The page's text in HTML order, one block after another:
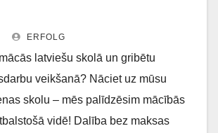
ERFOLG
latviešu skolā un gribētu
veikšanā? Nāciet uz mūsu
skolu – mēs palīdzēsim mācībās
vidē! Dalība bez maksas